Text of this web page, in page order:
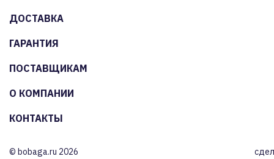
ДОСТАВКА
ГАРАНТИЯ
ПОСТАВЩИКАМ
О КОМПАНИИ
КОНТАКТЫ
© bobaga.ru 2026